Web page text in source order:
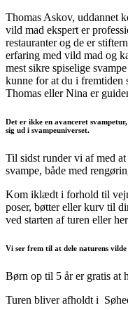
Thomas Askov, uddannet
vild mad ekspert er
restauranter og de er
erfaring med vild mad og
mest sikre spiselige
kunne for at du i fremtiden
Thomas eller Nina er
Det er ikke en avanceret
sig ud i svampeuniverset.
Til sidst runder vi af med
svampe, både med
Kom iklædt i forhold til
poser, bøtter eller kurv til
ved starten af turen eller
Vi ser frem til at dele naturens vilde
Børn op til 5 år er gratis at
Turen bliver afholdt i